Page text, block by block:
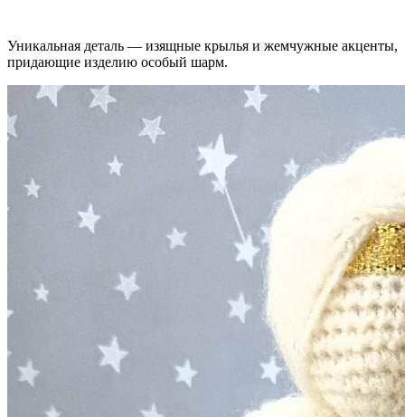
Уникальная деталь — изящные крылья и жемчужные акценты,
придающие изделию особый шарм.